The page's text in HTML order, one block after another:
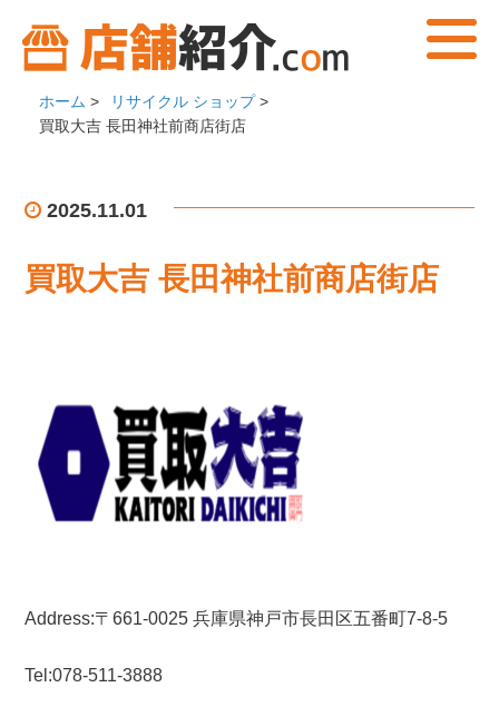
ホーム > リサイクル ショップ>
買取大吉 長田神社前商店街店
2025.11.01
買取大吉 長田神社前商店街店
Address:〒661-0025 兵庫県神戸市長田区五番町7-8-5
Tel:078-511-3888